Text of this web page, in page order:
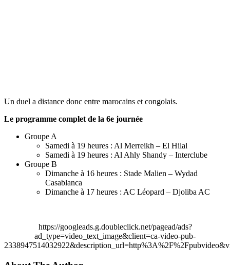
Un duel a distance donc entre marocains et congolais.
Le programme complet de la 6e journée
Groupe A
Samedi à 19 heures : Al Merreikh – El Hilal
Samedi à 19 heures : Al Ahly Shandy – Interclube
Groupe B
Dimanche à 16 heures : Stade Malien – Wydad
Casablanca
Dimanche à 17 heures : AC Léopard – Djoliba AC
https://googleads.g.doubleclick.net/pagead/ads?
ad_type=video_text_image&client=ca-video-pub-